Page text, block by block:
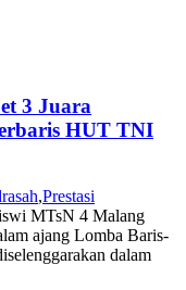
3 Juara
HUT TNI
,Prestasi
MTsN 4 Malang
ajang Lomba Baris-
dalam